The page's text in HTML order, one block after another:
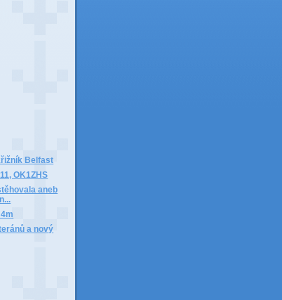
Belfast
OK1ZHS
aneb
a nový